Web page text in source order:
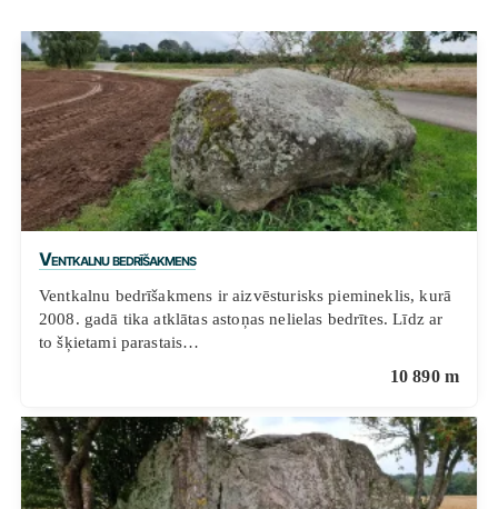
Ventkalnu bedrīšakmens
Ventkalnu bedrīšakmens ir aizvēsturisks piemineklis, kurā
2008. gadā tika atklātas astoņas nelielas bedrītes. Līdz ar
to šķietami parastais…
10 890 m